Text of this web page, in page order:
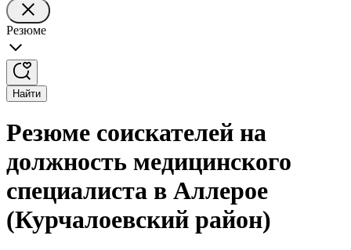
Резюме
Найти
Резюме соискателей на
должность медицинского
специалиста в Аллерое
(Курчалоевский район)